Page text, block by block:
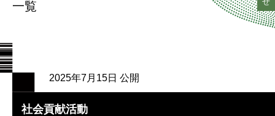
一覧
2025年7月15日 公開
社会貢献活動